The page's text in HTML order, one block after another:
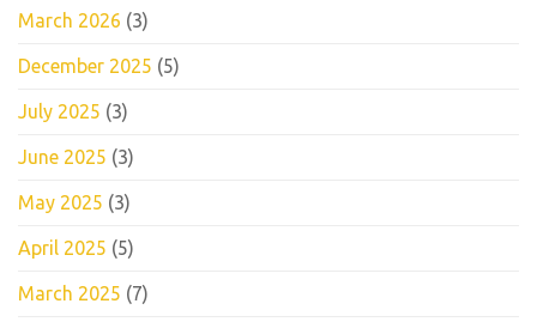
March 2026 (3)
December 2025 (5)
July 2025 (3)
June 2025 (3)
May 2025 (3)
April 2025 (5)
March 2025 (7)